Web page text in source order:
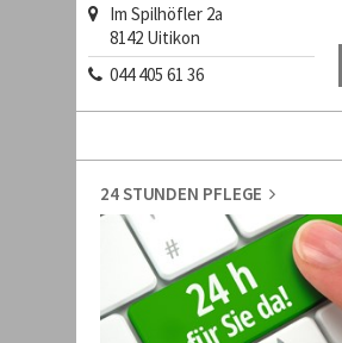
Im Spilhöfler 2a
8142 Uitikon
044 405 61 36
24 STUNDEN PFLEGE